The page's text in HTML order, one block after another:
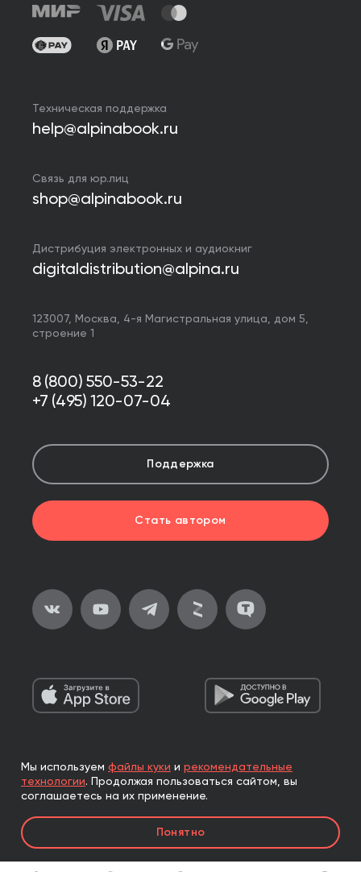
Техническая поддержка
help@alpinabook.ru
Связь для юр.лиц
shop@alpinabook.ru
Дистрибуция электронных и аудиокниг
digitaldistribution@alpina.ru
123007, Москва, 4-я Магистральная улица, дом 5,
строение 1
8 (800) 550-53-22
+7 (495) 120-07-04
Поддержка
Стать автором
2026, ООО «Альпина Паблишер»
Все права защищены
Книги реализуются ООО «Альпина Паблишер»
по договору комиссии с ООО «Альпина нон-фикшн»,
по договору комиссии с ООО «Альпина ПРО».
Мы используем файлы куки и рекомендательные
технологии. Продолжая пользоваться сайтом, вы
соглашаетесь на их применение.
Понятно